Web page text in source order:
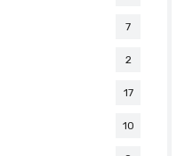
7
2
17
10